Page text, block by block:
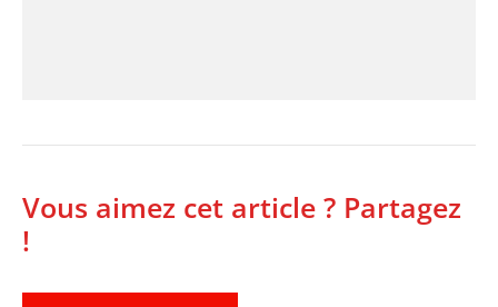
Vous aimez cet article ? Partagez
!